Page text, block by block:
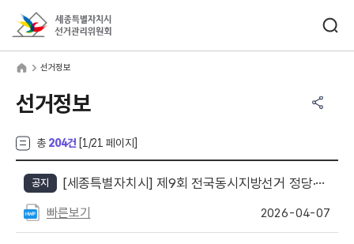
선거정보
선거정보
총 204건 [1 /21 페이지]
공지 [세종특별자치시] 제9회 전국동시지방선거 정당·후보자를 위한 선거안내 및 후보자설명회 설명 자료 게시('2026. 4. 22. 공직선거법 개정 반영)
빠른보기 2026-04-07